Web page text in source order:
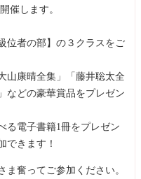
催します。
位者の部】の３クラスをご
山康晴全集」「藤井聡太全
などの豪華賞品をプレゼン
る電子書籍1冊をプレゼン
できます！
奮ってご参加ください。